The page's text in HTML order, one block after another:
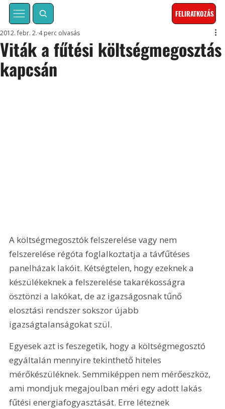
FELIRATKOZÁS
Viták a fűtési költségmegosztás
kapcsán
2012. febr. 2. 4 perc olvasás
A költségmegosztók felszerelése vagy nem
felszerelése régóta foglalkoztatja a távfűtéses
panelházak lakóit. Kétségtelen, hogy ezeknek a
készülékeknek a felszerelése takarékosságra
ösztönzi a lakókat, de az igazságosnak tűnő
elosztási rendszer sokszor újabb
igazságtalanságokat szül.
Egyesek azt is feszegetik, hogy a költségmegosztó
egyáltalán mennyire tekinthető hiteles
mérőkészüléknek. Semmiképpen nem mérőeszköz,
ami mondjuk megajoulban méri egy adott lakás
fűtési energiafogyasztását. Erre léteznek